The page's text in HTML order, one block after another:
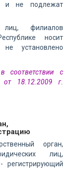
и не подлежат
лиц, филиалов
носит
установлено
соответствии с
от 18.12.2009 г.
орган,
лиц,
регистрирующий